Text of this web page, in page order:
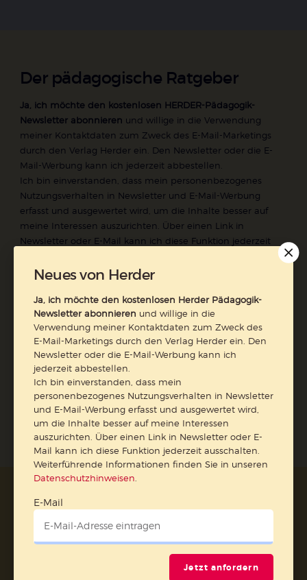
Der pädagogische Ratgeber
Ja, ich möchte den kostenlosen HERDER-Pädagogik-
Newsletter abonnieren und willige in die Verwendung
meiner Kontaktdaten zum Zweck des E-Mail-Marketings
durch den Verlag Herder ein. Den Newsletter oder die E-
Mail-Werbung kann ich jederzeit abbestellen.
Ich bin einverstanden, dass mein personenbezogenes
Nutzungsverhalten in Newsletter und E-Mail-Werbung
erfasst und ausgewertet wird, um die Inhalte besser auf
meine Interessen auszurichten. Über einen Link in
Newsletter oder E-Mail kann ich diese Funktion jederzeit
Weiterführende Informationen finden Sie in unseren
E-Mail
Barrierefreiheit
Impressum
Vertrag widerrufen
Neues von Herder
Ja, ich möchte den kostenlosen Herder Pädagogik-
Newsletter abonnieren und willige in die
Verwendung meiner Kontaktdaten zum Zweck des
E-Mail-Marketings durch den Verlag Herder ein. Den
Newsletter oder die E-Mail-Werbung kann ich
jederzeit abbestellen.
Ich bin einverstanden, dass mein
personenbezogenes Nutzungsverhalten in Newsletter
und E-Mail-Werbung erfasst und ausgewertet wird,
um die Inhalte besser auf meine Interessen
auszurichten. Über einen Link in Newsletter oder E-
Mail kann ich diese Funktion jederzeit ausschalten.
Weiterführende Informationen finden Sie in unseren
Datenschutzhinweisen
E-Mail
Jetzt anfordern